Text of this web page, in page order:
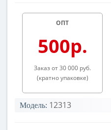
ОПТ
500р.
Заказ от 30 000 руб.
(кратно упаковке)
Модель: 12313